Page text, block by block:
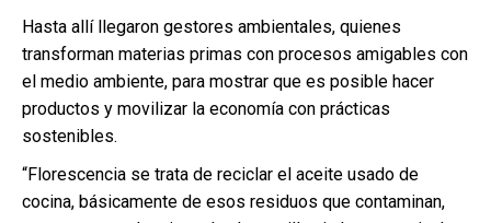
Hasta allí llegaron gestores ambientales, quienes
transforman materias primas con procesos amigables con
el medio ambiente, para mostrar que es posible hacer
productos y movilizar la economía con prácticas
sostenibles.
“Florescencia se trata de reciclar el aceite usado de
cocina, básicamente de esos residuos que contaminan,